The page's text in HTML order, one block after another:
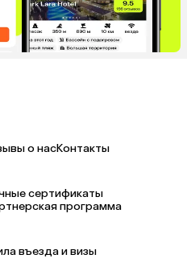
о насКонтакты
сертификаты
программа
въезда и визы